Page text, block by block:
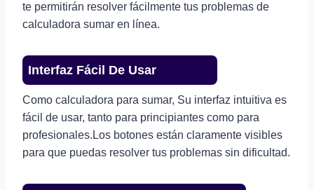
te permitirán resolver fácilmente tus problemas de
calculadora sumar en línea.
Interfaz Fácil De Usar
Como calculadora para sumar, Su interfaz intuitiva es
fácil de usar, tanto para principiantes como para
profesionales.Los botones están claramente visibles
para que puedas resolver tus problemas sin dificultad.